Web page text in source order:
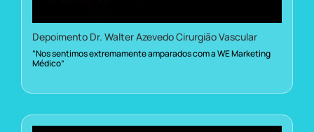
Depoimento Dr. Walter Azevedo Cirurgião Vascular
“Nos sentimos extremamente amparados com a WE Marketing
Médico”